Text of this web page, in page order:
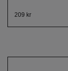
209 kr